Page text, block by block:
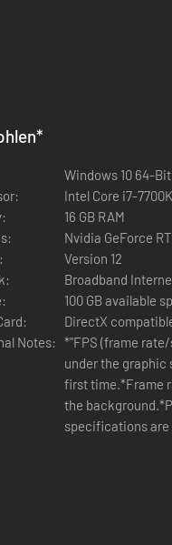
*
Windows 10 64-Bit
Intel Core i7-
16 GB RAM
Nvidia GeForce
Version 12
Broadband
100 GB available
DirectX
Notes: *"FPS (frame
under the graphic
first time.*Frame
the
specifications